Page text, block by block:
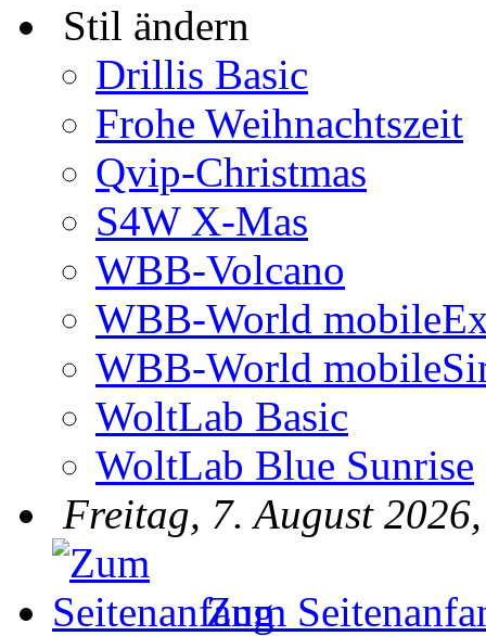
Stil ändern
Drillis Basic
Frohe Weihnachtszeit
Qvip-Christmas
S4W X-Mas
WBB-Volcano
WBB-World
WBB-World
WoltLab Basic
WoltLab Blue Sunrise
Freitag, 7. August
Zum